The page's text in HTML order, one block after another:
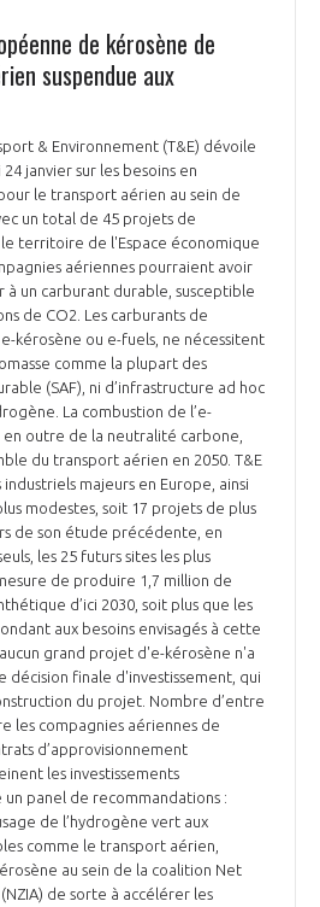
de kérosène de
suspendue aux
& Environnement (T&E) dévoile
janvier sur les besoins en
le transport aérien au sein de
un total de 45 projets de
territoire de l'Espace économique
aériennes pourraient avoir
à un carburant durable, susceptible
de CO2. Les carburants de
kérosène ou e-fuels, ne nécessitent
comme la plupart des
(SAF), ni d’infrastructure ad hoc
La combustion de l’e-
outre de la neutralité carbone,
du transport aérien en 2050. T&E
majeurs en Europe, ainsi
modestes, soit 17 projets de plus
de son étude précédente, en
les 25 futurs sites les plus
de produire 1,7 million de
d’ici 2030, soit plus que les
aux besoins envisagés à cette
grand projet d'e-kérosène n'a
finale d'investissement, qui
du projet. Nombre d’entre
les compagnies aériennes de
d’approvisionnement
les investissements
un panel de recommandations :
de l’hydrogène vert aux
comme le transport aérien,
au sein de la coalition Net
de sorte à accélérer les